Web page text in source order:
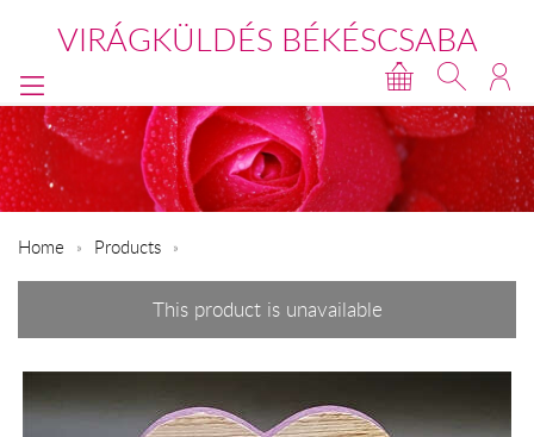
VIRÁGKÜLDÉS BÉKÉSCSABA
Home Products
This product is unavailable